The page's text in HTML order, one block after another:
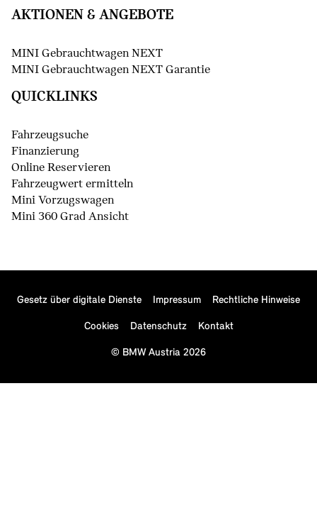
AKTIONEN & ANGEBOTE
MINI Gebrauchtwagen NEXT
MINI Gebrauchtwagen NEXT Garantie
QUICKLINKS
Fahrzeugsuche
Finanzierung
Online Reservieren
Fahrzeugwert ermitteln
Mini Vorzugswagen
Mini 360 Grad Ansicht
Gesetz über digitale Dienste Impressum Rechtliche Hinweise
Cookies Datenschutz Kontakt
© BMW Austria 2026